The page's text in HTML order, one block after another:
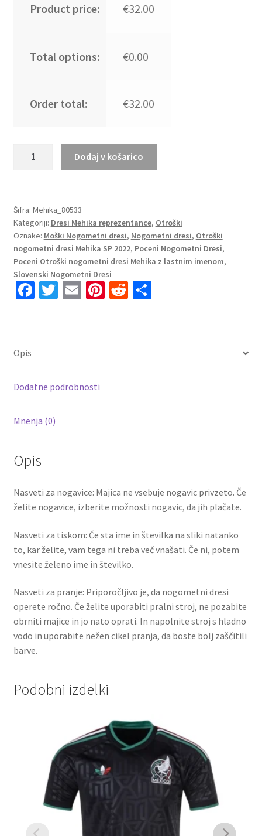
Product price: €32.00
Total options: €0.00
Order total: €32.00
Domači
SP
2022
Kratek
Rokav
+
Kratke
količina
Dodaj v košarico
Šifra: Mehika_80533
Kategoriji: Dresi Mehika reprezentance, Otroški
Oznake: Moški Nogometni dresi, Nogometni dresi, Otroški
nogometni dresi Mehika SP 2022, Poceni Nogometni Dresi,
Poceni Otroški nogometni dresi Mehika z lastnim imenom,
Slovenski Nogometni Dresi
Fa
k
T E Pi R S
Opis
Dodatne podrobnosti
Mnenja (0)
Opis
Nasveti za nogavice: Majica ne vsebuje nogavic privzeto. Če
želite nogavice, izberite možnosti nogavic, da jih plačate.
Nasveti za tiskom: Če sta ime in številka na sliki natanko
to, kar želite, vam tega ni treba več vnašati. Če ni, potem
vnesite želeno ime in številko.
Nasveti za pranje: Priporočljivo je, da nogometni dresi
operete ročno. Če želite uporabiti pralni stroj, ne pozabite
obrniti majice in jo nato oprati. In napolnite stroj s hladno
vodo in uporabite nežen cikel pranja, da boste bolj zaščitili
barve.
Podobni izdelki